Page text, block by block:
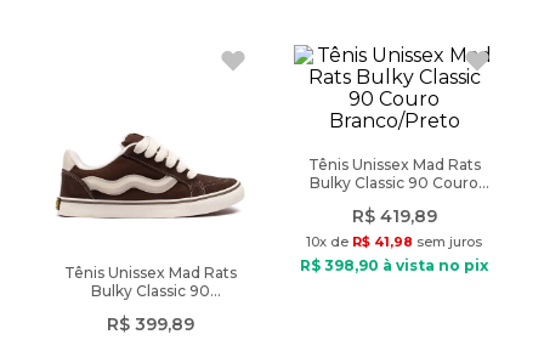
Tênis Unissex Mad Rats
Bulky Classic 90
R$ 399,89
Tênis Unissex Mad Rats
Bulky Classic 90 Couro
R$ 419,89
10x de R$ 41,98 sem juros
R$ 398,90 à vista no pix